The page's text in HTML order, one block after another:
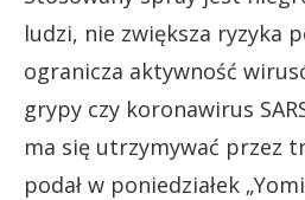
ludzi, nie zwiększa ryzyka
ogranicza aktywność
grypy czy koronawirus
ma się utrzymywać przez
podał w poniedziałek